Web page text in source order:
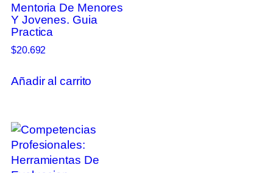
Mentoria De Menores
Y Jovenes. Guia
Practica
$20.692
Añadir al carrito